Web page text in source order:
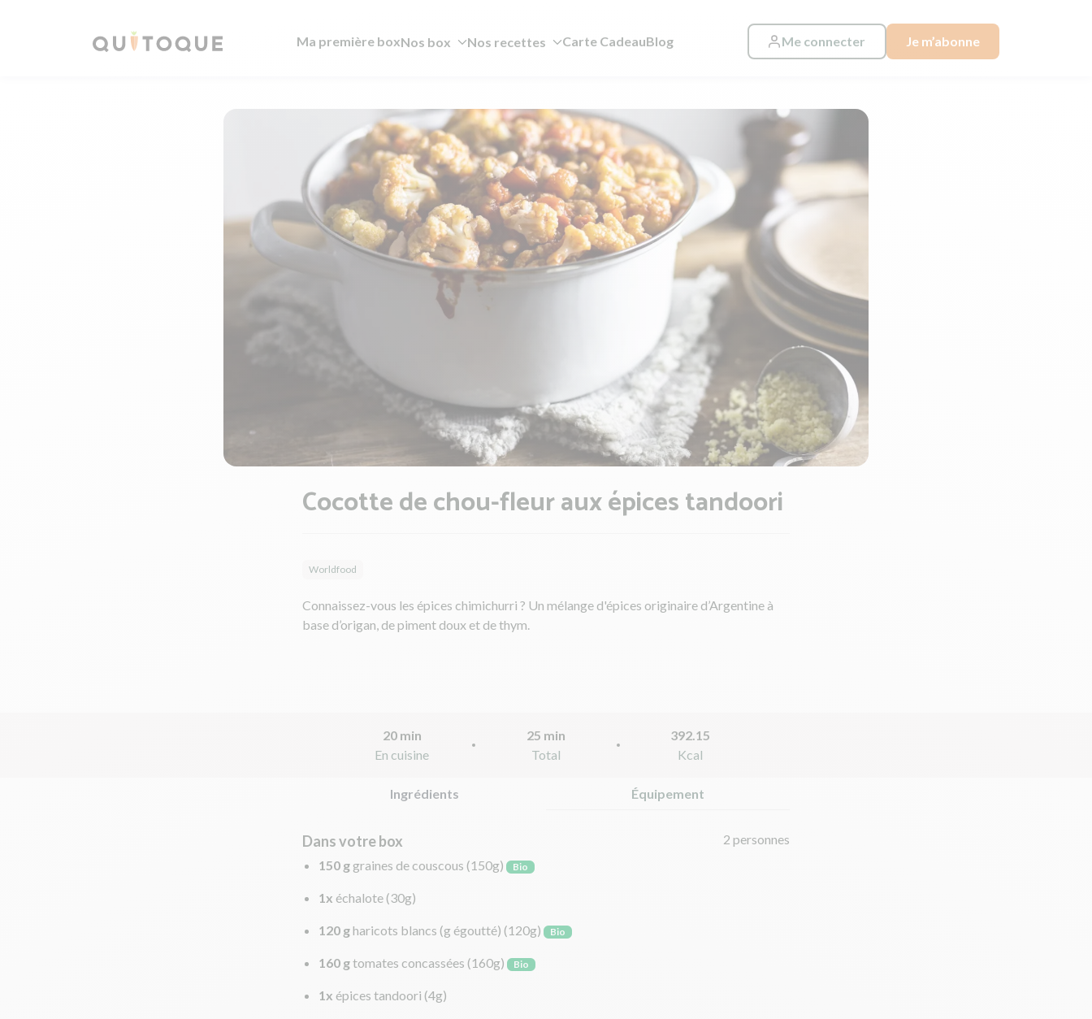
Ma première boxNos box Nos recettes Carte CadeauBlog Me connecter Je m’abonne
Cocotte de chou-fleur aux épices tandoori
Worldfood
Connaissez-vous les épices chimichurri ? Un mélange d'épices originaire d’Argentine à
base d’origan, de piment doux et de thym.
20 min
En cuisine
25 min
Total
392.15
Kcal
Ingrédients Équipement
Dans votre box
2 personnes
150 g graines de couscous (150g) Bio
1x échalote (30g)
120 gharicots blancs (g égoutté) (120g) Bio
160 gtomates concassées (160g) Bio
1x épices tandoori (4g)